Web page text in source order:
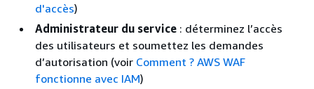
d'accès)
Administrateur du service : déterminez l’accès
des utilisateurs et soumettez les demandes
d’autorisation (voir Comment ? AWS WAF
fonctionne avec IAM)